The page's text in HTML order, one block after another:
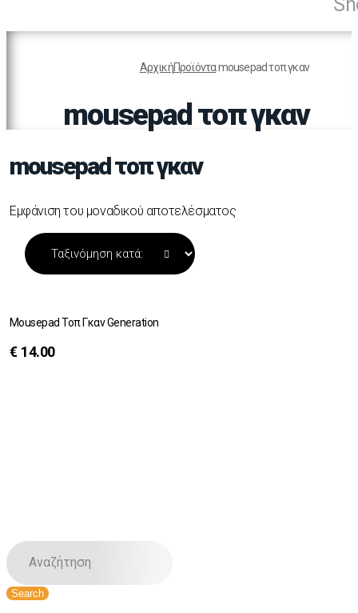
ΑρχικήΠροϊόνταmousepad τοπ γκαν
mousepad τοπ γκαν
mousepad τοπ γκαν
Εμφάνιση του μοναδικού αποτελέσματος
Mousepad Τοπ Γκαν Generation
€ 14.00